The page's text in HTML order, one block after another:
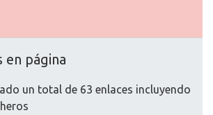
en página
un total de 63 enlaces incluyendo